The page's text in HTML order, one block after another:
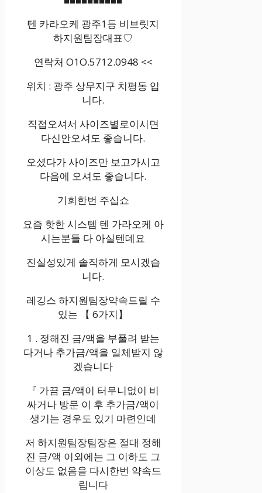
텐 카라오케 광주1등 비브릿지
하지원팀장대표♡
연락처 O1O.5712.0948 <<
위치 : 광주 상무지구 치평동 입
니다.
직접오셔서 사이즈별로이시면
다신안오셔도 좋습니다.
오셨다가 사이즈만 보고가시고
다음에 오셔도 좋습니다.
기회한번 주십쇼
요즘 핫한 시스템 텐 가라오케 아
시는분들 다 아실텐데요
진실성있게 솔직하게 모시겠습
니다.
레깅스 하지원팀장약속드릴 수
있는 【 6가지】
1 . 정해진 금/액을 부풀려 받는
다거나 추가금/액을 일체받지 않
겠습니다
『 가끔 금/액이 터무니없이 비
싸거나 방문 이 후 추가금/액이
생기는 경우도 있기 마련인데
저 하지원팀장팀장은 절대 정해
진 금/액 이외에는 그 이하도 그
이상도 없음을 다시한번 약속드
립니다